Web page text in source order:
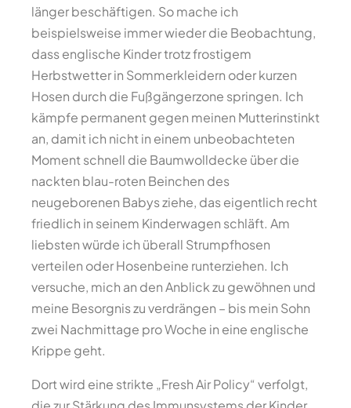
länger beschäftigen. So mache ich
beispielsweise immer wieder die Beobachtung,
dass englische Kinder trotz frostigem
Herbstwetter in Sommerkleidern oder kurzen
Hosen durch die Fußgängerzone springen. Ich
kämpfe permanent gegen meinen Mutterinstinkt
an, damit ich nicht in einem unbeobachteten
Moment schnell die Baumwolldecke über die
nackten blau-roten Beinchen des
neugeborenen Babys ziehe, das eigentlich recht
friedlich in seinem Kinderwagen schläft. Am
liebsten würde ich überall Strumpfhosen
verteilen oder Hosenbeine runterziehen. Ich
versuche, mich an den Anblick zu gewöhnen und
meine Besorgnis zu verdrängen – bis mein Sohn
zwei Nachmittage pro Woche in eine englische
Krippe geht.
Dort wird eine strikte „Fresh Air Policy“ verfolgt,